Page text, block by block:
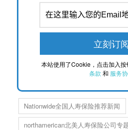
本站使用了Cookie，点击加入
条款 和 服务
Nationwide全国人寿保险推荐新闻
northamerican北美人寿保险公司专